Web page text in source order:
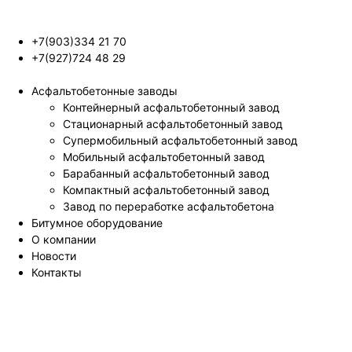
+7(903)334 21 70
+7(927)724 48 29
Асфальтобетонные заводы
Контейнерный асфальтобетонный завод
Стационарный асфальтобетонный завод
Супермобильный асфальтобетонный завод
Мобильный асфальтобетонный завод
Барабанный асфальтобетонный завод
Компактный асфальтобетонный завод
Завод по переработке асфальтобетона
Битумное оборудование
О компании
Новости
Контакты